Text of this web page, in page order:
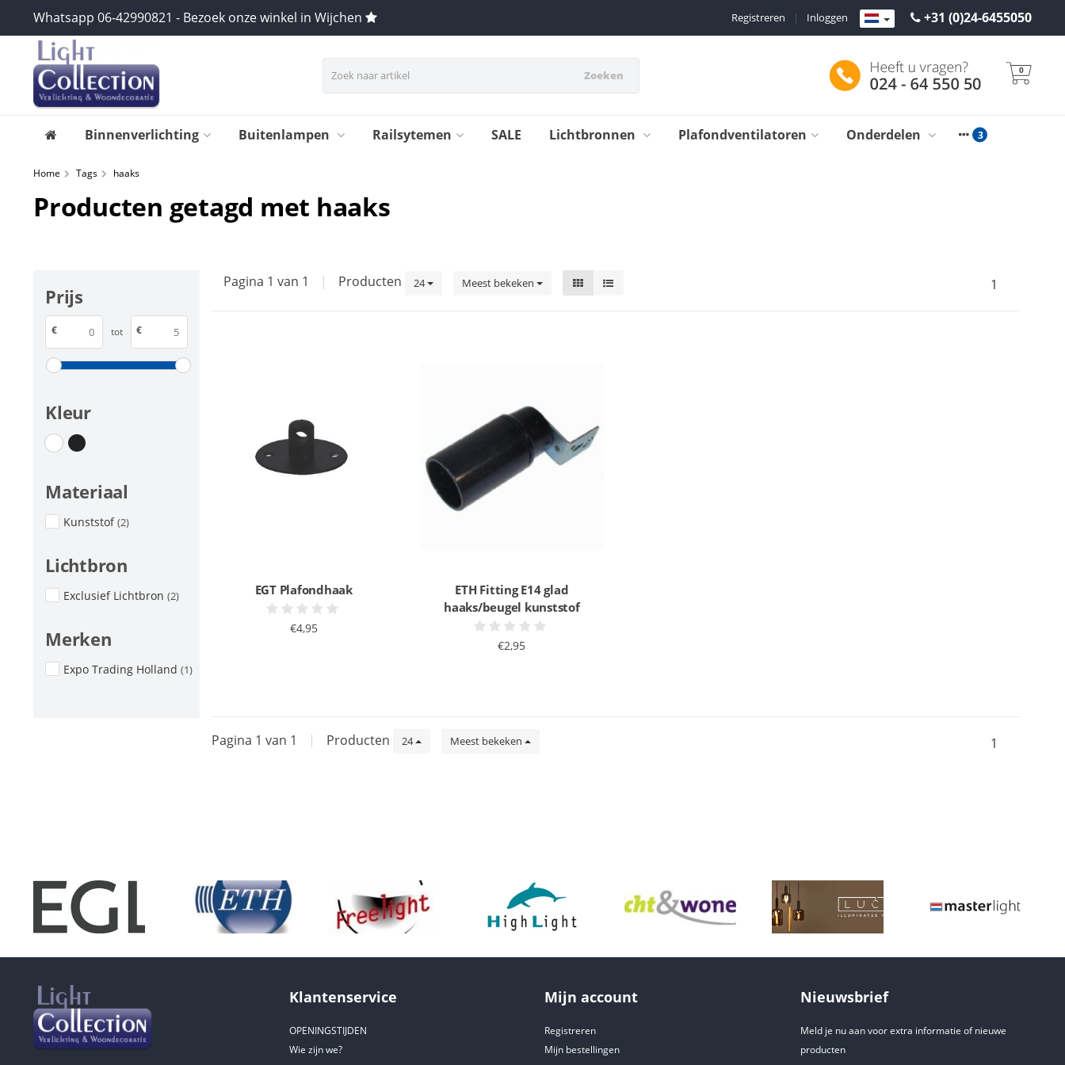
Whatsapp 06-42990821 - Bezoek onze winkel in Wijchen +31 (0)24-6455050
Inloggen
|
Registreren
Zoeken 0
Binnenverlichting Buitenlampen Railsytemen SALE Lichtbronnen Plafondventilatoren Onderdelen
Home Tags haaks
Producten getagd met haaks
Prijs
€ tot €
Kleur
Materiaal
Kunststof(2)
Lichtbron
Exclusief Lichtbron (2)
Merken
Expo Trading Holland (1)
Pagina 1 van 1 | Producten 24 Meest bekeken 1
EGT Plafondhaak
€4,95
ETH Fitting E14 glad
haaks/beugel kunststof
€2,95
Pagina 1 van 1 | Producten 24 Meest bekeken 1
Klantenservice
OPENINGSTIJDEN
Wie zijn we?
Mijn account
Registreren
Mijn bestellingen
Nieuwsbrief
Meld je nu aan voor extra informatie of nieuwe
producten